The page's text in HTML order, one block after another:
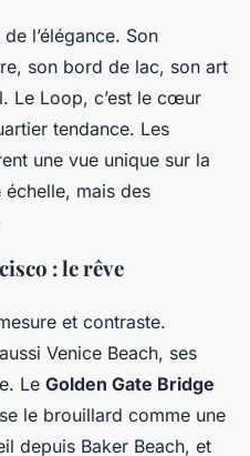
l’élégance. Son
son bord de lac, son art
Le Loop, c’est le cœur
tendance. Les
une vue unique sur la
mais des
: le rêve
et contraste.
Venice Beach, ses
Le Golden Gate Bridge
le brouillard comme une
depuis Baker Beach, et